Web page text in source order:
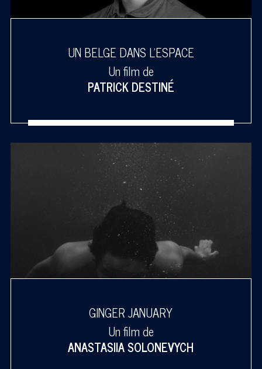
UN BELGE DANS L'ESPACE
Un film de
PATRICK DESTINÉ
GINGER JANUARY
Un film de
ANASTASIIA SOLONEVYCH